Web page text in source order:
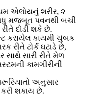
એલોયનું શરીર, ૨
મજબૂત પવનથી બચી
દોડી શકે છે.
કરાયેલ કાયમી ચુંબક
રીતે ટોર્ક ઘટાડે છે,
સારી રીતે મેળ
કામગીરીની
અનુસાર
શકાય છે.